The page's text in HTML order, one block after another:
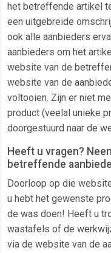
het betreffende artikel
een uitgebreide
ook alle aanbieders
aanbieders om het
website van de
website van de
voltooien. Zijn er niet
product (veelal unieke
doorgestuurd naar de
Heeft u vragen?
betreffende
Doorloop op die
u hebt het gewenste
de was doen! Heeft u
wastafels of de
via de website van de